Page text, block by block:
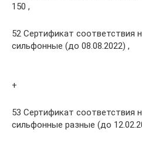
150 ,
52 Сертификат соответствия
сильфонные (до 08.08.2022) ,
+
53 Сертификат соответствия
сильфонные разные (до